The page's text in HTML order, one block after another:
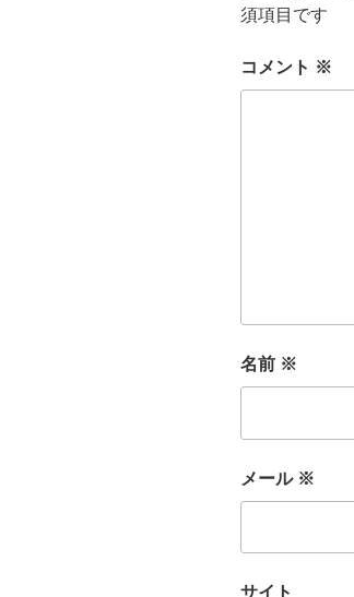
須項目です
コメント ※
名前 ※
メール ※
サイト